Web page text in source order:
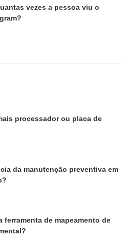
vezes a pessoa viu o
processador ou placa de
da manutenção preventiva em
ferramenta de mapeamento de